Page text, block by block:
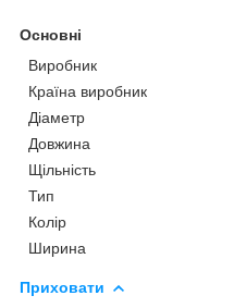
Основні
Виробник
Країна виробник
Діаметр
Довжина
Щільність
Тип
Колір
Ширина
Приховати